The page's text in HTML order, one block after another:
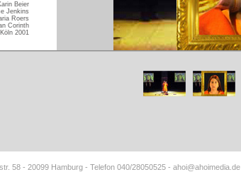
Beier
Jenkins
Roers
Corinth
2001
58 - 20099 Hamburg - Telefon 040/28050525 - ahoi@ahoimedia.de